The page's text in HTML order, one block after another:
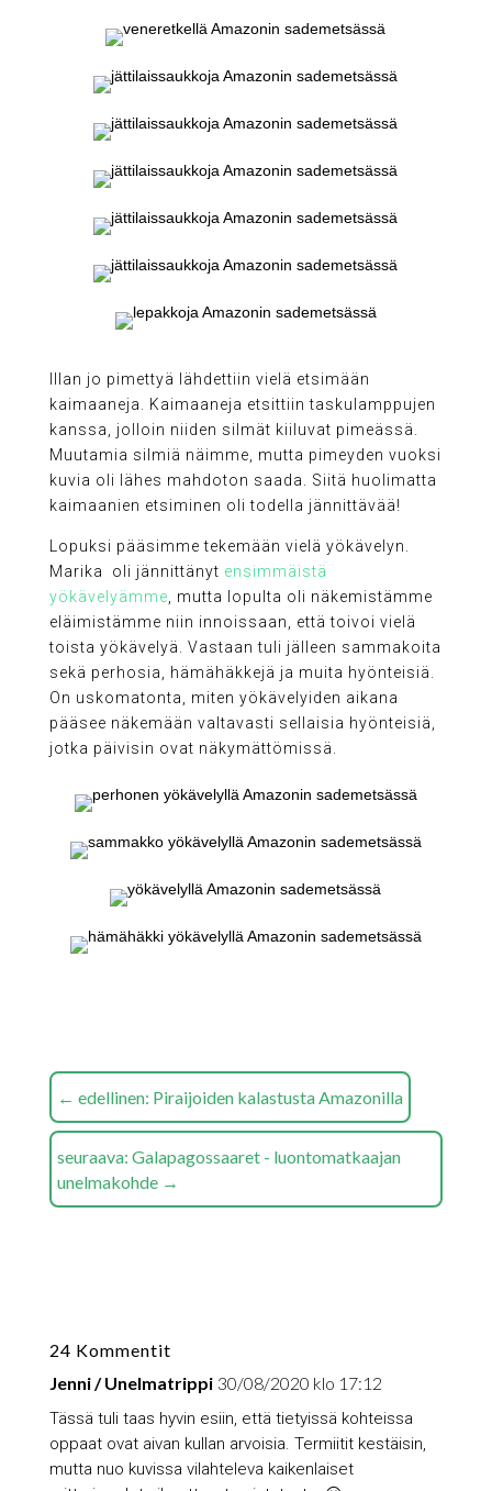
Illan jo pimettyä lähdettiin vielä etsimään
kaimaaneja. Kaimaaneja etsittiin taskulamppujen
kanssa, jolloin niiden silmät kiiluvat pimeässä.
Muutamia silmiä näimme, mutta pimeyden vuoksi
kuvia oli lähes mahdoton saada. Siitä huolimatta
kaimaanien etsiminen oli todella jännittävää!
Lopuksi pääsimme tekemään vielä yökävelyn.
Marika oli jännittänyt ensimmäistä
yökävelyämme , mutta lopulta oli näkemistämme
eläimistämme niin innoissaan, että toivoi vielä
toista yökävelyä. Vastaan tuli jälleen sammakoita
sekä perhosia, hämähäkkejä ja muita hyönteisiä.
On uskomatonta, miten yökävelyiden aikana
pääsee näkemään valtavasti sellaisia hyönteisiä,
jotka päivisin ovat näkymättömissä.
← edellinen: Piraijoiden kalastusta Amazonilla
seuraava: Galapagossaaret - luontomatkaajan
unelmakohde→
24 Kommentit
Jenni / Unelmatrippi 30/08/2020 klo 17:12
Tässä tuli taas hyvin esiin, että tietyissä kohteissa
oppaat ovat aivan kullan arvoisia. Termiitit kestäisin,
mutta nuo kuvissa vilahteleva kaikenlaiset